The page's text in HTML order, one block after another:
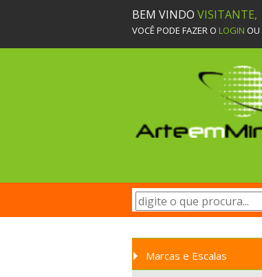
BEM VINDO VISITANTE,
VOCÊ PODE FAZER O LOGIN OU
Marcas e Escalas